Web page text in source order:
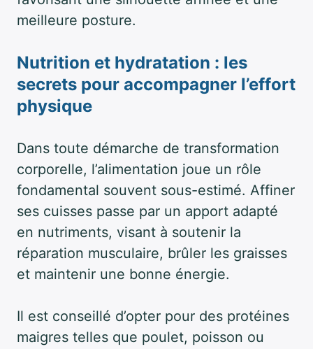
meilleure posture.
Nutrition et hydratation : les
secrets pour accompagner l’effort
physique
Dans toute démarche de transformation
corporelle, l’alimentation joue un rôle
fondamental souvent sous-estimé. Affiner
ses cuisses passe par un apport adapté
en nutriments, visant à soutenir la
réparation musculaire, brûler les graisses
et maintenir une bonne énergie.
Il est conseillé d’opter pour des protéines
maigres telles que poulet, poisson ou